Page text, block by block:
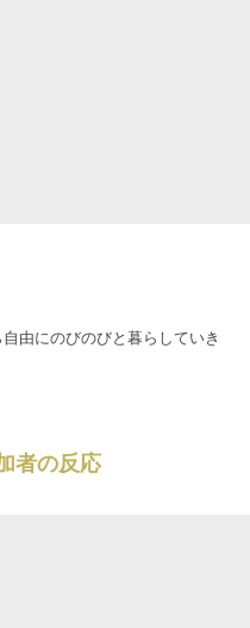
由にのびのびと暮らしていき
者の反応